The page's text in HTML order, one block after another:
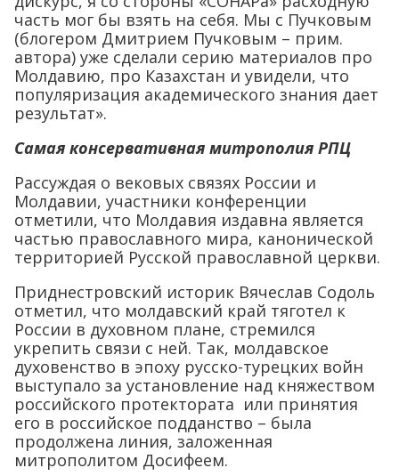
часть мог бы взять на себя. Мы с Пучковым
(блогером Дмитрием Пучковым – прим.
автора) уже сделали серию материалов про
Молдавию, про Казахстан и увидели, что
популяризация академического знания дает
результат».
Самая консервативная митрополия РПЦ
Рассуждая о вековых связях России и
Молдавии, участники конференции
отметили, что Молдавия издавна является
частью православного мира, канонической
территорией Русской православной церкви.
Приднестровский историк Вячеслав Содоль
отметил, что молдавский край тяготел к
России в духовном плане, стремился
укрепить связи с ней. Так, молдавское
духовенство в эпоху русско-турецких войн
выступало за установление над княжеством
российского протектората или принятия
его в российское подданство – была
продолжена линия, заложенная
митрополитом Досифеем.